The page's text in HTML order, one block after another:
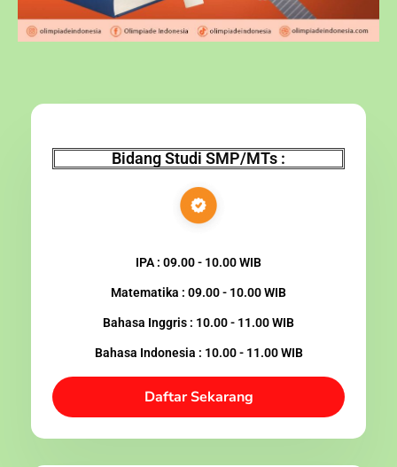
Bidang Studi SMP/MTs :
IPA : 09.00 - 10.00 WIB
Matematika : 09.00 - 10.00 WIB
Bahasa Inggris : 10.00 - 11.00 WIB
Bahasa Indonesia : 10.00 - 11.00 WIB
Daftar Sekarang